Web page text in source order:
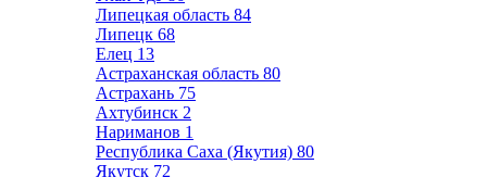
Липецкая область 84
Липецк 68
Елец 13
Астраханская область 80
Астрахань 75
Ахтубинск 2
Нариманов 1
Республика Саха (Якутия) 80
Якутск 72